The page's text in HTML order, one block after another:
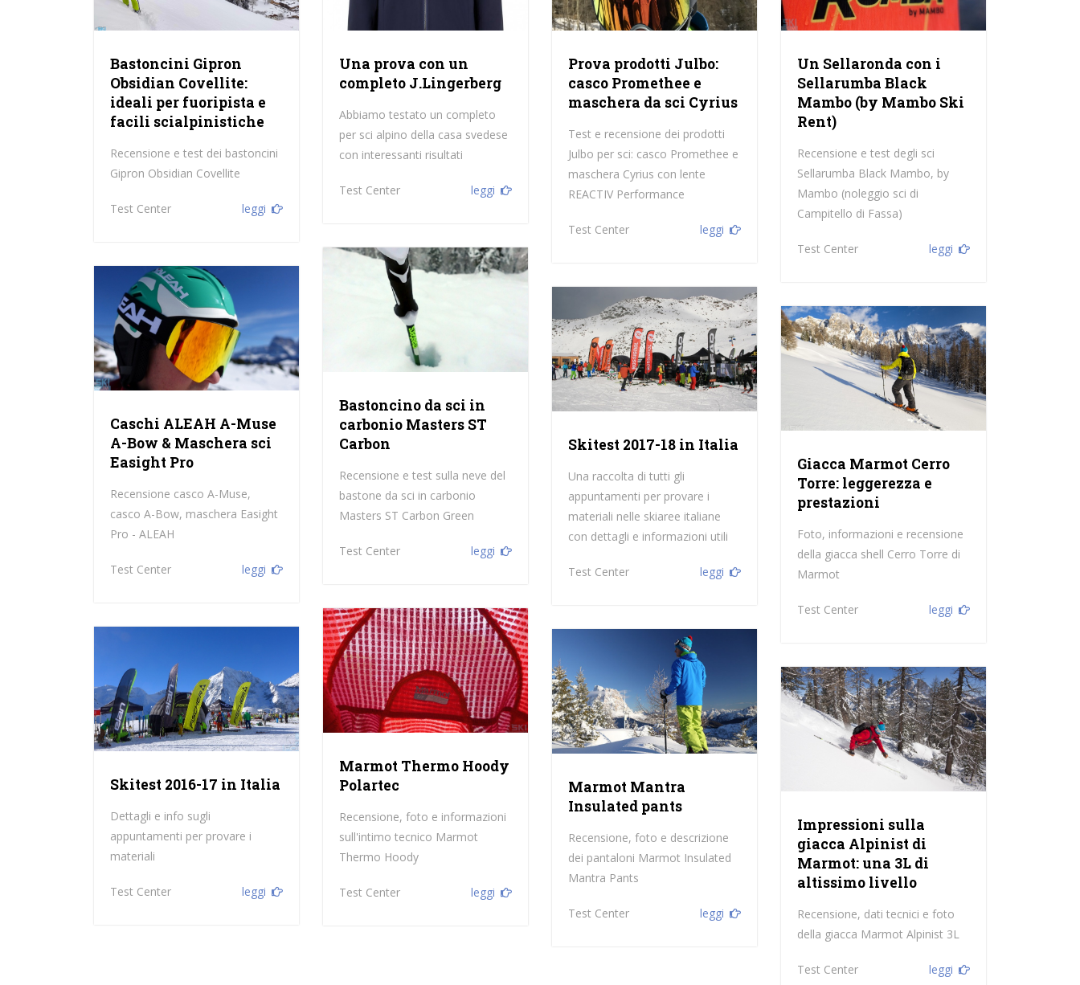
Bastoncini Gipron
Obsidian Covellite:
ideali per fuoripista e
facili scialpinistiche
Recensione e test dei bastoncini
Gipron Obsidian Covellite
Test Center leggi
Una prova con un
completo J.Lingerberg
Abbiamo testato un completo
per sci alpino della casa svedese
con interessanti risultati
Test Center leggi
Prova prodotti Julbo:
casco Promethee e
maschera da sci Cyrius
Test e recensione dei prodotti
Julbo per sci: casco Promethee e
maschera Cyrius con lente
REACTIV Performance
Test Center leggi
Un Sellaronda con i
Sellarumba Black
Mambo (by Mambo Ski
Rent)
Recensione e test degli sci
Sellarumba Black Mambo, by
Mambo (noleggio sci di
Campitello di Fassa)
Test Center leggi
Bastoncino da sci in
carbonio Masters ST
Carbon
Recensione e test sulla neve del
bastone da sci in carbonio
Masters ST Carbon Green
Test Center leggi
Caschi ALEAH A-Muse
A-Bow & Maschera sci
Easight Pro
Recensione casco A-Muse,
casco A-Bow, maschera Easight
Pro - ALEAH
Test Center leggi
Skitest 2017-18 in Italia
Una raccolta di tutti gli
appuntamenti per provare i
materiali nelle skiaree italiane
con dettagli e informazioni utili
Test Center leggi
Giacca Marmot Cerro
Torre: leggerezza e
prestazioni
Foto, informazioni e recensione
della giacca shell Cerro Torre di
Marmot
Test Center leggi
Marmot Thermo Hoody
Polartec
Recensione, foto e informazioni
sull'intimo tecnico Marmot
Thermo Hoody
Test Center leggi
Skitest 2016-17 in Italia
Dettagli e info sugli
appuntamenti per provare i
materiali
Test Center leggi
Marmot Mantra
Insulated pants
Recensione, foto e descrizione
dei pantaloni Marmot Insulated
Mantra Pants
Test Center leggi
Impressioni sulla
giacca Alpinist di
Marmot: una 3L di
altissimo livello
Recensione, dati tecnici e foto
della giacca Marmot Alpinist 3L
Test Center leggi